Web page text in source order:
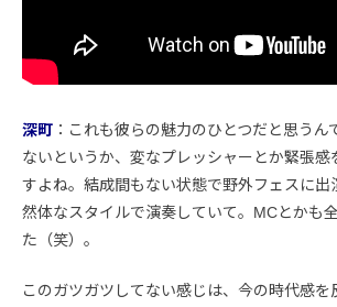
深町 ：これも彼らの魅力のひとつだと思うん
ないというか、変なプレッシャーとか緊張感
すよね。結成間もない状態で野外フェスに出
然体なスタイルで演奏していて。MCとかも
た（笑）。
このガツガツしてない感じは、今の時代感を